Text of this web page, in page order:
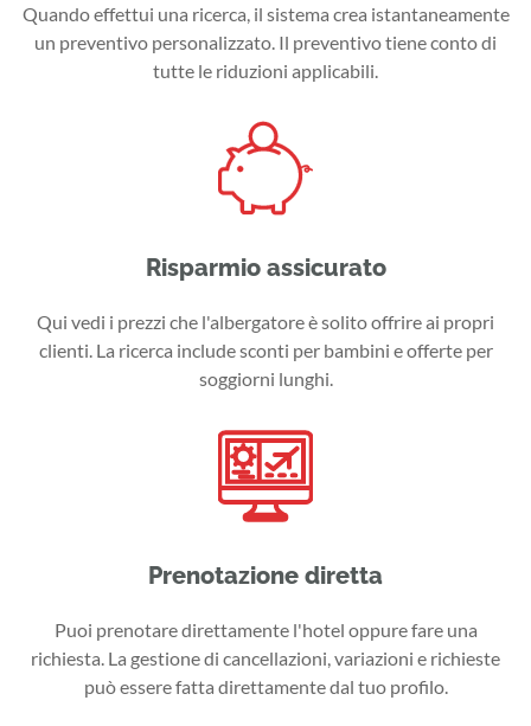
Quando effettui una ricerca, il sistema crea istantaneamente
un preventivo personalizzato. Il preventivo tiene conto di
tutte le riduzioni applicabili.
Risparmio assicurato
Qui vedi i prezzi che l'albergatore è solito offrire ai propri
clienti. La ricerca include sconti per bambini e offerte per
soggiorni lunghi.
Prenotazione diretta
Puoi prenotare direttamente l'hotel oppure fare una
richiesta. La gestione di cancellazioni, variazioni e richieste
può essere fatta direttamente dal tuo profilo.